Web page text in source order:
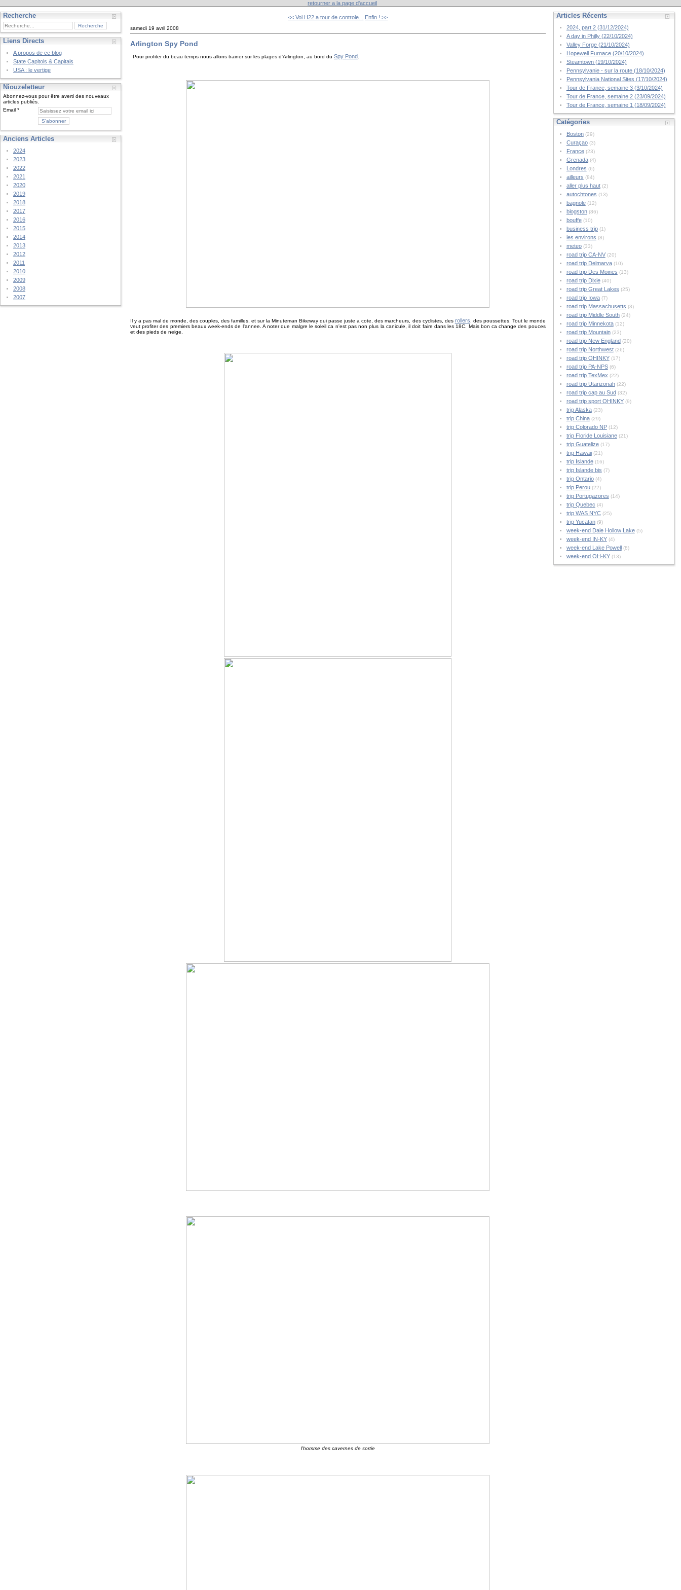
retourner a la page d'accueil
Recherche
Liens Directs
A propos de ce blog
State Capitols & Capitals
USA : le vertige
Niouzeletteur
Abonnez-vous pour être averti des nouveaux
articles publiés.
Email
Anciens Articles
2024
2023
2022
2021
2020
2019
2018
2017
2016
2015
2014
2013
2012
2011
2010
2009
2008
2007
<< Vol H22 a tour de controle... Enfin ! >>
samedi 19 avril 2008
Arlington Spy Pond
Pour profiter du beau temps nous allons trainer sur les plages d'Arlington, au bord du Spy Pond
Il y a pas mal de monde, des couples, des familles, et sur la Minuteman Bikeway qui passe juste a cote, des marcheurs, des cyclistes, des rollers , des poussettes. Tout le monde
veut profiter des premiers beaux week-ends de l'annee. A noter que malgre le soleil ca n'est pas non plus la canicule, il doit faire dans les 18C. Mais bon ca change des pouces
et des pieds de neige.
l'homme des cavernes de sortie
Articles Récents
2024, part 2 (31/12/2024)
A day in Philly (22/10/2024)
Valley Forge (21/10/2024)
Hopewell Furnace (20/10/2024)
Steamtown (19/10/2024)
Pennsylvanie - sur la route (18/10/2024)
Pennsylvania National Sites (17/10/2024)
Tour de France, semaine 3 (3/10/2024)
Tour de France, semaine 2 (23/09/2024)
Tour de France, semaine 1 (18/09/2024)
Catégories
Boston(29)
Curaçao(3)
France(23)
Grenada(4)
Londres (6)
ailleurs (84)
aller plus haut(2)
autochtones (13)
bagnole(12)
blogston(86)
bouffe(10)
business trip(1)
les environs (8)
meteo(33)
road trip CA-NV(20)
road trip Delmarva(10)
road trip Des Moines (13)
road trip Dixie(40)
road trip Great Lakes (25)
road trip Iowa(7)
road trip Massachusetts (3)
road trip Middle South(24)
road trip Minnekota(12)
road trip Mountain(23)
road trip New England (20)
road trip Northwest(26)
road trip OHINKY(17)
road trip PA-NPS(6)
road trip TexMex (22)
road trip Utarizonah(22)
road trip cap au Sud (32)
road trip sport OHINKY(9)
trip Alaska(23)
trip China(29)
trip Colorado NP(12)
trip Floride Louisiane(21)
trip Guatelize(17)
trip Hawaii(21)
trip Islande(16)
trip Islande bis (7)
trip Ontario(4)
trip Perou(22)
trip Portugazores (14)
trip Quebec (4)
trip WAS NYC(25)
trip Yucatan(9)
week-end Dale Hollow Lake(5)
week-end IN-KY(4)
week-end Lake Powell (8)
week-end OH-KY(13)